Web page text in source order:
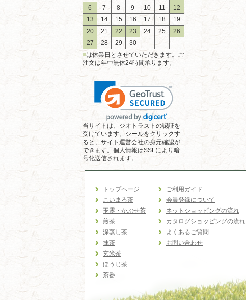
6
7 8 9 10 11
12
13
14 15 16 17 18
19
20
21 22 23 24 25
26
27
28 29
30
■は休業日とさせていただきます。ご
注文は年中無休24時間承ります。
当サイトは、ジオトラストの認証を
受けています。シールをクリックす
ると、サイト運営会社の身元確認が
できます。個人情報はSSLにより暗
号化送信されます。
トップページ
こいまろ茶
玉露・かぶせ茶
煎茶
深蒸し茶
抹茶
玄米茶
ほうじ茶
茶器
ご利用ガイド
会員登録について
ネットショッピングの流れ
カタログショッピングの流れ
よくあるご質問
お問い合わせ